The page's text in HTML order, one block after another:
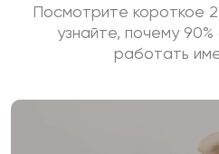
Посмотрите короткое
узнайте, почему
работать